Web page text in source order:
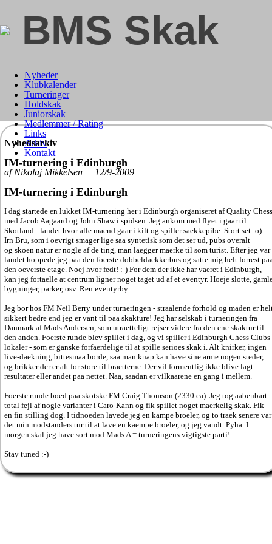
BMS Skak
Nyheder
Klubkalender
Turneringer
Holdskak
Juniorskak
Medlemmer / Rating
Links
Arkiv
Kontakt
Nyhedsarkiv
IM-turnering i Edinburgh
af Nikolaj Mikkelsen 12/9-2009
IM-turnering i Edinburgh
I dag startede en lukket IM-turnering her i Edinburgh organiseret af Quality Chess
med Jacob Aagaard og John Shaw i spidsen. Jeg ankom med flyet i gaar til
Skotland - landet hvor alle maend gaar i kilt og spiller saekkepibe. Stort set :o).
Irn Bru, som i oevrigt smager lige saa syntetisk som det ser ud, pubs overalt
og skoen natur er nogle af de ting, man laegger maerke til som turist. Efter jeg var
landet hoppede jeg paa den foerste dobbeldaekkerbus og satte mig helt forrest
den oeverste etage. Noej hvor fedt! :-) For dem der ikke har vaeret i Edinburgh,
kan jeg fortaelle at centrum ligner noget taget ud af et eventyr. Hoeje slotte,
bygninger, parker, osv. Ren eventyrby.
Jeg bor hos FM Neil Berry under turneringen - straalende forhold og maden er
sikkert bedre end jeg er vant til paa skakture! Jeg har selskab i turneringen fra
Danmark af Mads Andersen, som utraetteligt rejser videre fra den ene skaktur til
den anden. Foerste runde blev spillet i dag, og vi spiller i Edinburgh Chess Clubs
lokaler - som er ganske forfaerdelige til at spille serioes skak i. Alt knirker, ingen
live-daekning, bittesmaa borde, saa man knap kan have sine arme nogen steder,
og brikker der er alt for store til braetterne. Der vil formentlig ikke blive lagt
resultater eller andet paa nettet. Naa, saadan er vilkaarene en gang i mellem.
Foerste runde boed paa skotske FM Craig Thomson (2330 ca). Jeg tog aabenbart
total fejl af nogle varianter i Caro-Kann og fik spillet noget maerkelig skak. Fik
en fin stilling dog. I tidnoeden lavede jeg en kampe broeler, og to traek senere var
det min modstanders tur til at lave en kaempe broeler, og jeg vandt. Pyha. I
morgen skal jeg have sort mod Mads A = turneringens vigtigste parti!
Stay tuned :-)